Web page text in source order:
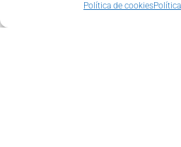
Política de cookies